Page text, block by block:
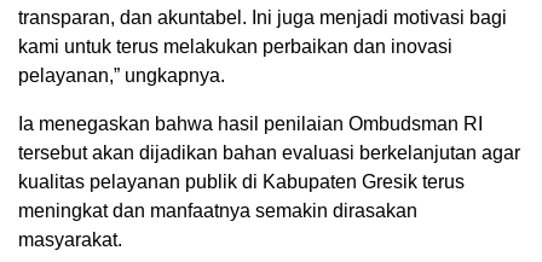
transparan, dan akuntabel. Ini juga menjadi motivasi bagi
kami untuk terus melakukan perbaikan dan inovasi
pelayanan,” ungkapnya.
Ia menegaskan bahwa hasil penilaian Ombudsman RI
tersebut akan dijadikan bahan evaluasi berkelanjutan agar
kualitas pelayanan publik di Kabupaten Gresik terus
meningkat dan manfaatnya semakin dirasakan
masyarakat.